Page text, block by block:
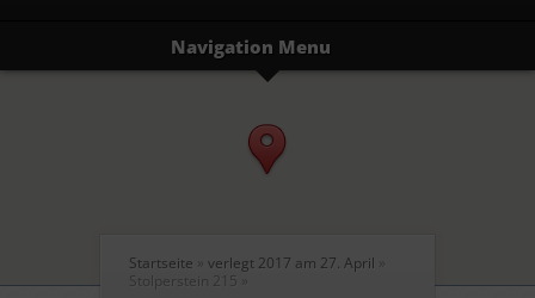
Navigation Menu
Startseite » verlegt 2017 am 27. April »
Stolperstein 215 »